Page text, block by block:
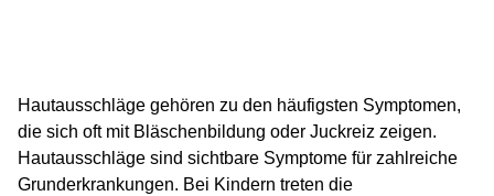
Hautausschläge gehören zu den häufigsten Symptomen,
die sich oft mit Bläschenbildung oder Juckreiz zeigen.
Hautausschläge sind sichtbare Symptome für zahlreiche
Grunderkrankungen. Bei Kindern treten die